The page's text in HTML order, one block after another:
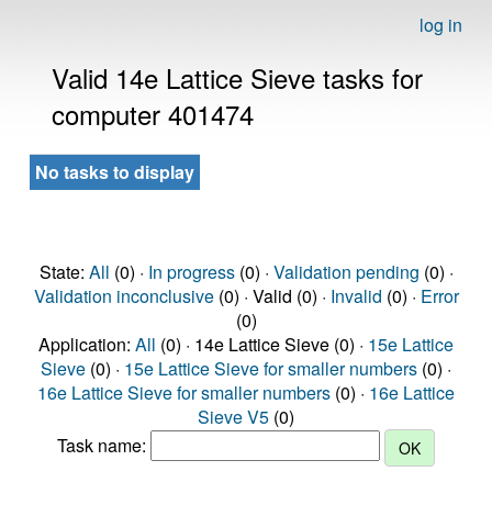
log in
Valid 14e Lattice Sieve tasks for
computer 401474
No tasks to display
State: All (0) · In progress(0) · Validation pending (0) ·
Validation inconclusive(0) · Valid (0) · Invalid (0) · Error
(0)
Application: All (0) · 14e Lattice Sieve (0) · 15e Lattice
Sieve (0) · 15e Lattice Sieve for smaller numbers (0) ·
16e Lattice Sieve for smaller numbers (0) · 16e Lattice
Sieve V5 (0)
Task name: